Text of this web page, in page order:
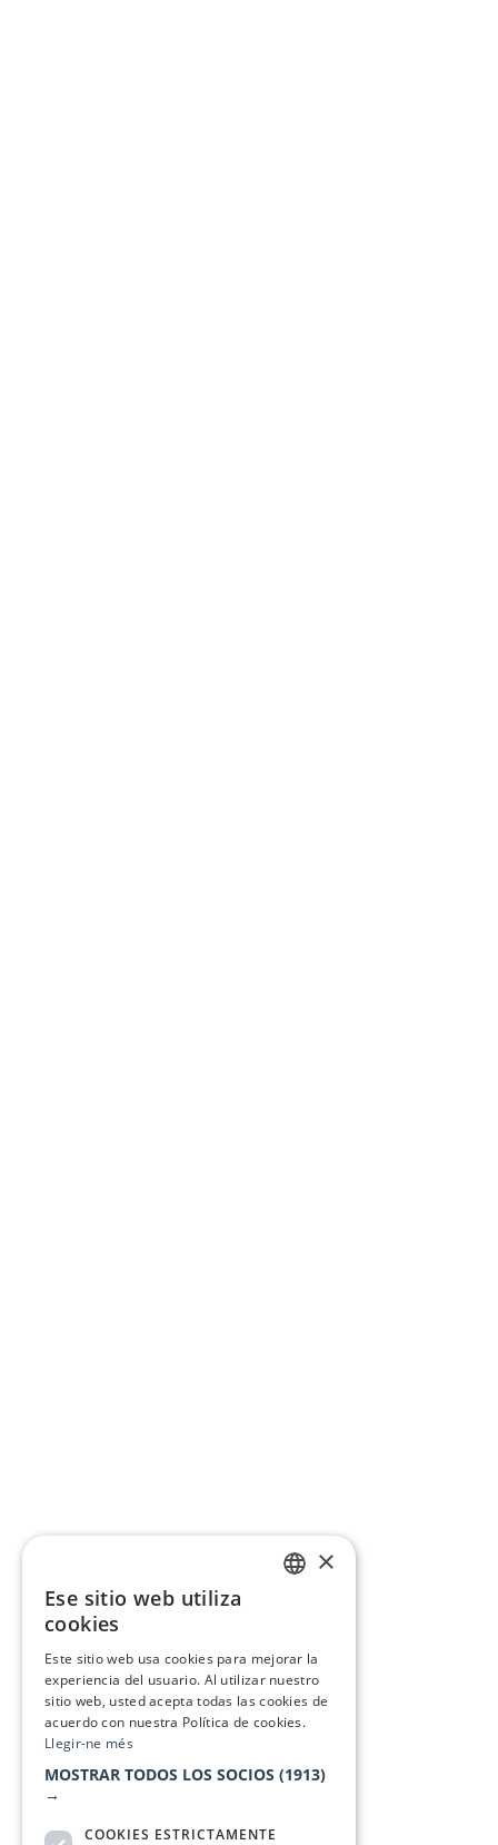
×
Ese sitio web utiliza
cookies
Este sitio web usa cookies para mejorar la
experiencia del usuario. Al utilizar nuestro
sitio web, usted acepta todas las cookies de
acuerdo con nuestra Política de cookies.
Llegir-ne més
MOSTRAR TODOS LOS SOCIOS (1913)
→
COOKIES ESTRICTAMENTE